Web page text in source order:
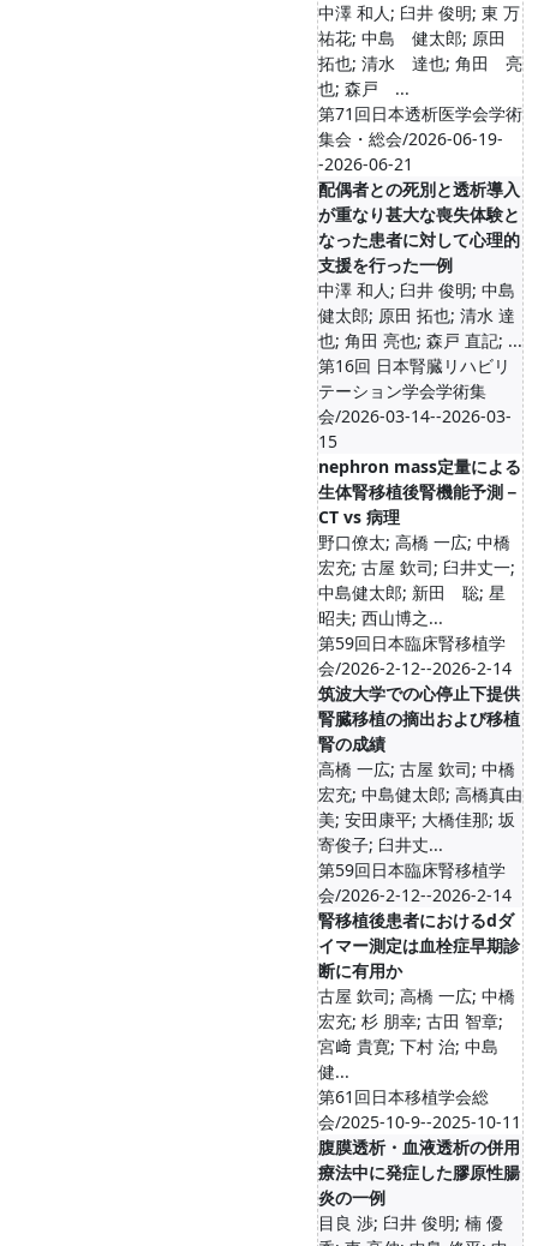
中澤 和人; 臼井 俊明; 東 万
祐花; 中島 健太郎; 原田
拓也; 清水 達也; 角田 亮
也; 森戸 ...
第71回日本透析医学会学術
集会・総会/2026-06-19-
-2026-06-21
配偶者との死別と透析導入
が重なり甚大な喪失体験と
なった患者に対して心理的
支援を行った一例
中澤 和人; 臼井 俊明; 中島
健太郎; 原田 拓也; 清水 達
也; 角田 亮也; 森戸 直記; ...
第16回 日本腎臓リハビリ
テーション学会学術集
会/2026-03-14--2026-03-
15
nephron mass定量による
生体腎移植後腎機能予測－
CT vs 病理
野口僚太; 高橋 一広; 中橋
宏充; 古屋 欽司; 臼井丈一;
中島健太郎; 新田 聡; 星
昭夫; 西山博之...
第59回日本臨床腎移植学
会/2026-2-12--2026-2-14
筑波大学での心停止下提供
腎臓移植の摘出および移植
腎の成績
高橋 一広; 古屋 欽司; 中橋
宏充; 中島健太郎; 高橋真由
美; 安田康平; 大橋佳那; 坂
寄俊子; 臼井丈...
第59回日本臨床腎移植学
会/2026-2-12--2026-2-14
腎移植後患者におけるdダ
イマー測定は血栓症早期診
断に有用か
古屋 欽司; 高橋 一広; 中橋
宏充; 杉 朋幸; 古田 智章;
宮﨑 貴寛; 下村 治; 中島
健...
第61回日本移植学会総
会/2025-10-9--2025-10-11
腹膜透析・血液透析の併用
療法中に発症した膠原性腸
炎の一例
目良 渉; 臼井 俊明; 楠 優